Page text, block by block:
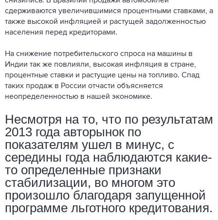
сдерживаются увеличившимися процентными ставками, а
также высокой инфляцией и растущей задолженностью
населения перед кредиторами.
На снижение потребительского спроса на машины в
Индии так же повлияли, высокая инфляция в стране,
процентные ставки и растущие цены на топливо. Спад
таких продаж в России отчасти объясняется
неопределенностью в нашей экономике.
Несмотря на то, что по результатам
2013 года авторынок по
показателям ушел в минус, с
середины года наблюдаются какие-
то определенные признаки
стабилизации, во многом это
произошло благодаря запущенной
программе льготного кредитования.